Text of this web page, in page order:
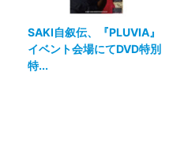
SAKI自叙伝、『PLUVIA』
イベント会場にてDVD特別
特...